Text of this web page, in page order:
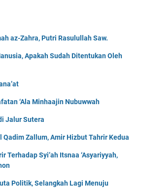
az-Zahra, Putri Rasulullah Saw.
Apakah Sudah Ditentukan Oleh
‘Ala Minhaajin Nubuwwah
Jalur Sutera
Qadim Zallum, Amir Hizbut Tahrir Kedua
Terhadap Syi’ah Itsnaa ‘Asyariyyah,
Politik, Selangkah Lagi Menuju